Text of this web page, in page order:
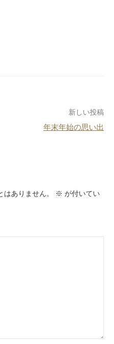
新しい投稿
年末年始の思い出
ありません。 ※ が付いてい